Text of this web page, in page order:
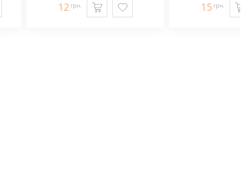
12 грн. 15 грн.